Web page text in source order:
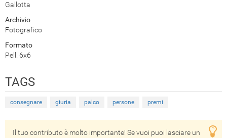
Gallotta
Archivio
Fotografico
Formato
Pell. 6x6
TAGS
consegnare giuria palco persone premi
Il tuo contributo è molto importante! Se vuoi puoi lasciare un